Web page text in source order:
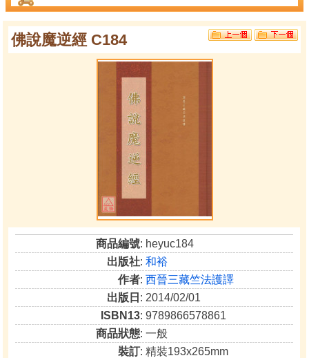
佛說魔逆經 C184
商品編號: heyuc184
出版社:和裕
作者:西晉三藏竺法護譯
出版日 : 2014/02/01
ISBN13: 9789866578861
商品狀態: 一般
裝訂: 精裝193x265mm